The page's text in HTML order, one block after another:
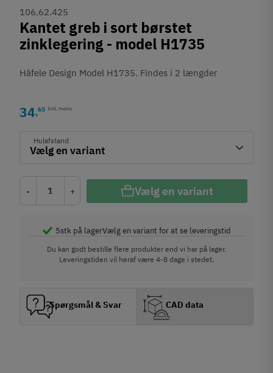
106.62.425
Kantet greb i sort børstet
zinklegering - model H1735
Häfele Design Model H1735. Findes i 2 længder
34,65 Inkl. moms
Hulafstand
- + Vælg en variant
5stk på lagerVælg en variant for at se leveringstid
Du kan godt bestille flere produkter end vi har på lager.
Leveringstiden vil heraf være 4-8 dage i stedet.
Spørgsmål & Svar CAD data